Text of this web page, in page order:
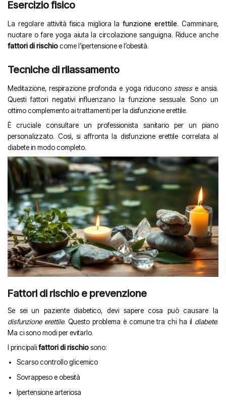
Esercizio fisico
La regolare attività fisica migliora lafunzione erettile. Camminare,
nuotare o fare yoga aiuta la circolazione sanguigna. Riduce anche
fattori di rischiocome l’ipertensione e l’obesità.
Tecniche di rilassamento
Meditazione, respirazione profonda e yoga riducono stresse ansia.
Questi fattori negativi influenzano la funzione sessuale. Sono un
ottimo complemento ai trattamenti per la disfunzione erettile.
È cruciale consultare un professionista sanitario per un piano
personalizzato. Così, si affronta la disfunzione erettile correlata al
diabete in modo completo.
Fattori di rischio e prevenzione
Se sei un paziente diabetico, devi sapere cosa può causare la
disfunzione erettile. Questo problema è comune tra chi ha il diabete.
Ma ci sono modi per evitarlo.
I principalifattori di rischiosono:
Scarso controllo glicemico
Sovrappeso e obesità
Ipertensione arteriosa